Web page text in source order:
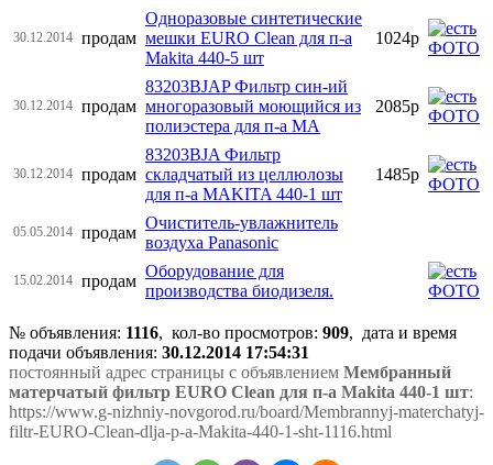
30.12.2014 продам
Одноразовые синтетические
мешки EURO Clean для п-а
Makita 440-5 шт
1024р
30.12.2014 продам
83203BJAP Фильтр син-ий
многоразовый моющийся из
полиэстера для п-а MA
2085р
30.12.2014 продам
83203BJA Фильтр
складчатый из целлюлозы
для п-а MAKITA 440-1 шт
1485р
05.05.2014 продам
Очиститель-увлажнитель
воздуха Panasonic
15.02.2014 продам
Оборудование для
производства биодизеля.
№ объявления: 1116, кол-во просмотров: 909, дата и время
подачи объявления: 30.12.2014 17:54:31
постоянный адрес страницы с объявлением Мембранный
матерчатый фильтр EURO Clean для п-а Makita 440-1 шт:
https://www.g-nizhniy-novgorod.ru/board/Membrannyj-materchatyj-
filtr-EURO-Clean-dlja-p-a-Makita-440-1-sht-1116.html